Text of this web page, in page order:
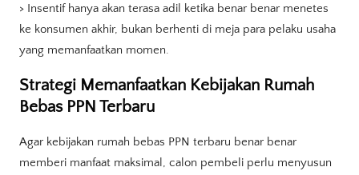
> Insentif hanya akan terasa adil ketika benar benar menetes
ke konsumen akhir, bukan berhenti di meja para pelaku usaha
yang memanfaatkan momen.
Strategi Memanfaatkan Kebijakan Rumah
Bebas PPN Terbaru
Agar kebijakan rumah bebas PPN terbaru benar benar
memberi manfaat maksimal, calon pembeli perlu menyusun